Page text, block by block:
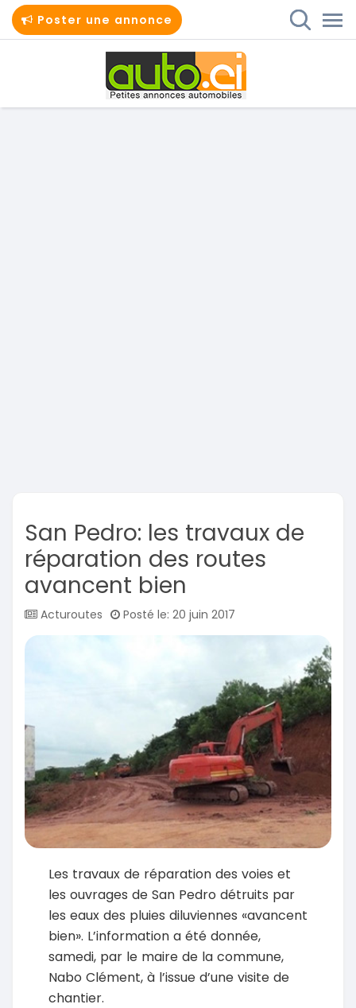
Poster une annonce
San Pedro: les travaux de
réparation des routes
avancent bien
Acturoutes Posté le: 20 juin 2017
Les travaux de réparation des voies et
les ouvrages de San Pedro détruits par
les eaux des pluies diluviennes «avancent
bien». L’information a été donnée,
samedi, par le maire de la commune,
Nabo Clément, à l’issue d’une visite de
chantier.